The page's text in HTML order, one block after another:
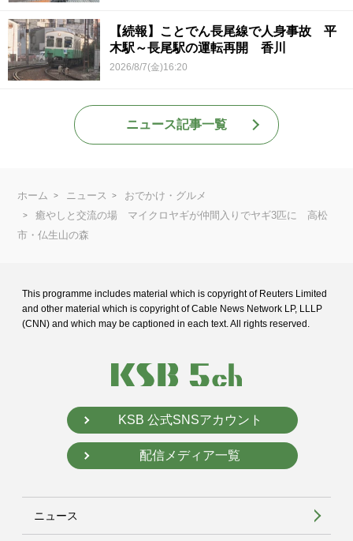
【続報】ことでん長尾線で人身事故 平
木駅～長尾駅の運転再開 香川
2026/8/7(金)16:20
ニュース記事一覧
ホーム ニュース
おでかけ・グルメ
癒やしと交流の場 マイクロヤギが仲間入りでヤギ3匹に 高松
市・仏生山の森
This programme includes material which is copyright of Reuters Limited
and other material which is copyright of Cable News Network LP, LLLP
(CNN) and which may be captioned in each text. All rights reserved.
KSB 公式SNSアカウント
配信メディア一覧
ニュース